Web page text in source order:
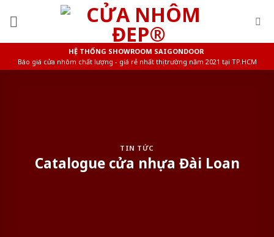
HỆ THỐNG SHOWROOM SAIGONDOOR
Báo giá cửa nhôm chất lượng - giá rẻ nhất thị trường năm 2021 tại TP.HCM
TIN TỨC
Catalogue cửa nhựa Đài Loan